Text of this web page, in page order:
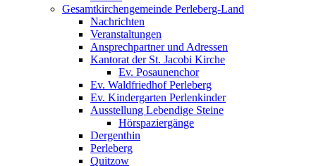
Gesamtkirchengemeinde Perleberg-Land
Nachrichten
Veranstaltungen
Ansprechpartner und Adressen
Kantorat der St. Jacobi Kirche
Ev. Posaunenchor
Ev. Waldfriedhof Perleberg
Ev. Kindergarten Perlenkinder
Ausstellung Lebendige Steine
Hörspaziergänge
Dergenthin
Perleberg
Quitzow